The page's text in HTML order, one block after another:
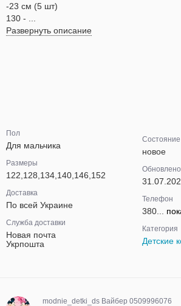
-23 см (5 шт)
130 - ...
Развернуть описание
Пол
Для мальчика
Размеры
122,128,134,140,146,152
Доставка
По всей Украине
Служба доставки
Новая почта
Укрпошта
Состояние
новое
Обновлено
Телефон
380...
Категория
Детские
modnie_detki_ds Вайбер 0509996076